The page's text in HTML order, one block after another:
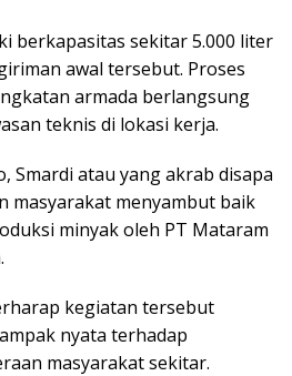
berkapasitas sekitar 5.000 liter
awal tersebut. Proses
armada berlangsung
teknis di lokasi kerja.
Smardi atau yang akrab disapa
masyarakat menyambut baik
minyak oleh PT Mataram
kegiatan tersebut
nyata terhadap
masyarakat sekitar.